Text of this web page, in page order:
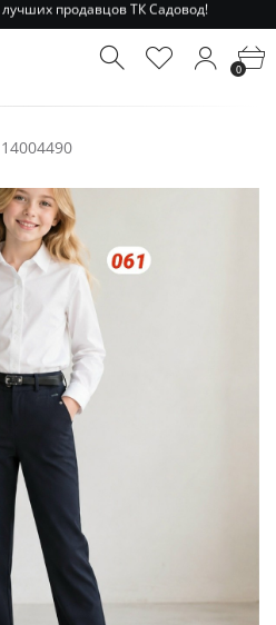
1-3 дняпо РФ и МСК!
лучших продавцов ТК Садовод!
1-3 дня 0
14004490